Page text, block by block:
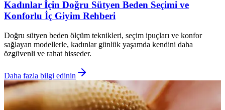
Kadınlar İçin Doğru Sütyen Beden Seçimi ve
Konforlu İç Giyim Rehberi
Doğru sütyen beden ölçüm teknikleri, seçim ipuçları ve konfor
sağlayan modellerle, kadınlar günlük yaşamda kendini daha
özgüvenli ve rahat hisseder.
Daha fazla bilgi edinin